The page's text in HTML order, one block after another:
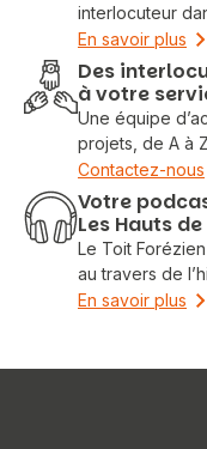
interlocuteur
En savoir plus
Des
à votre
Une équipe
projets, de A à
Contactez-nous
Votre
Les Hauts
Le Toit
au travers de
En savoir plus